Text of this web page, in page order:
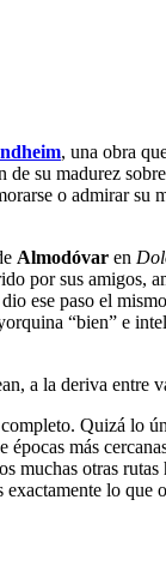
, una obra
su madurez
o admirar su
Almodóvar en
por sus amigos,
ese paso el
“bien” e
a la deriva entre
Quizá lo
épocas más
muchas otras
lo